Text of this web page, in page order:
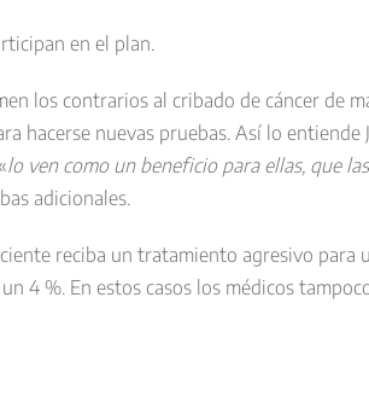
en el plan.
los contrarios al cribado de cáncer de
hacerse nuevas pruebas. Así lo
lo ven como un beneficio para ellas, que
adicionales.
reciba un tratamiento agresivo
4 %. En estos casos los médicos